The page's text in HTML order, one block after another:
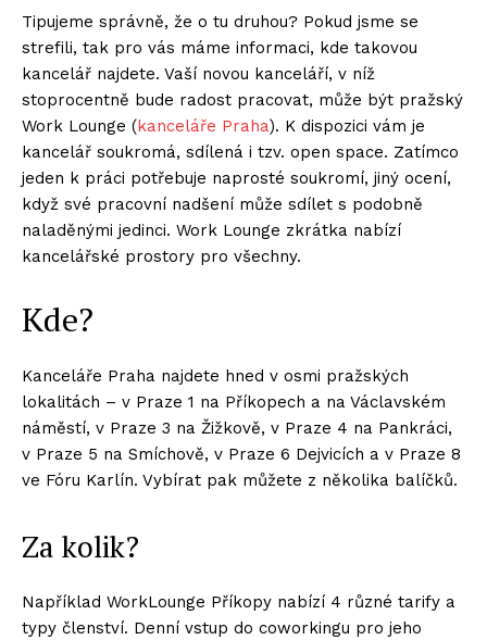
Tipujeme správně, že o tu druhou? Pokud jsme se
strefili, tak pro vás máme informaci, kde takovou
kancelář najdete. Vaší novou kanceláří, v níž
stoprocentně bude radost pracovat, může být pražský
Work Lounge (kanceláře Praha). K dispozici vám je
kancelář soukromá, sdílená i tzv. open space. Zatímco
jeden k práci potřebuje naprosté soukromí, jiný ocení,
když své pracovní nadšení může sdílet s podobně
naladěnými jedinci. Work Lounge zkrátka nabízí
kancelářské prostory pro všechny.
Kde?
Kanceláře Praha najdete hned v osmi pražských
lokalitách – v Praze 1 na Příkopech a na Václavském
náměstí, v Praze 3 na Žižkově, v Praze 4 na Pankráci,
v Praze 5 na Smíchově, v Praze 6 Dejvicích a v Praze 8
ve Fóru Karlín. Vybírat pak můžete z několika balíčků.
Za kolik?
Například WorkLounge Příkopy nabízí 4 různé tarify a
typy členství. Denní vstup do coworkingu pro jeho